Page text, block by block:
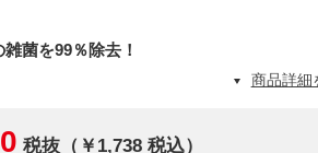
菌を99％除去！
商品詳細
税抜（￥1,738 税込）